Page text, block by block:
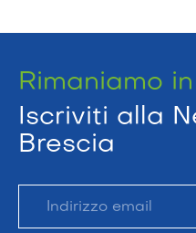
Rimaniamo
Iscriviti alla
Brescia